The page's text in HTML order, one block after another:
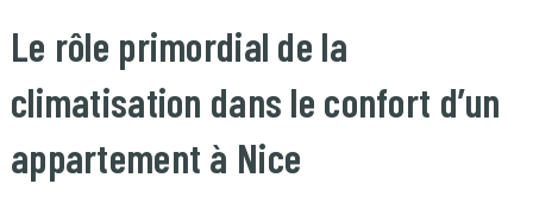
Le rôle primordial de la
climatisation dans le confort d’un
appartement à Nice